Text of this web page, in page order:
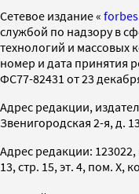
Cетевое издание «
службой по надзору в
технологий и массовых
номер и дата принятия
ФС77-82431 от 23
Адрес редакции,
Звенигородская 2-я, д.
Адрес редакции: 123022,
13, стр. 15, эт. 4, пом. X,